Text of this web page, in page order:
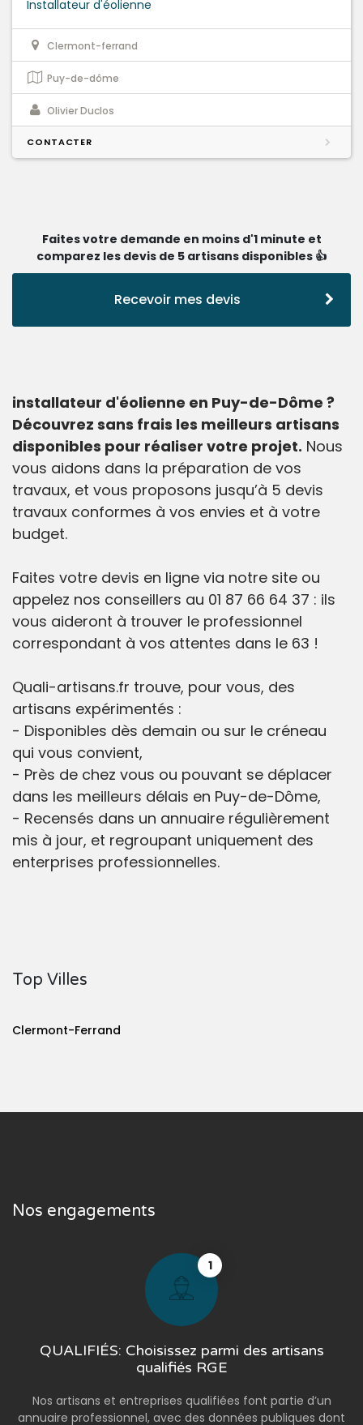
Installateur d'éolienne
Clermont-ferrand
Puy-de-dôme
Olivier Duclos
CONTACTER
Faites votre demande en moins d'1 minute et
comparez les devis de 5 artisans disponibles 👍
Recevoir mes devis
installateur d'éolienne en Puy-de-Dôme ?
Découvrez sans frais les meilleurs artisans
disponibles pour réaliser votre projet. Nous
vous aidons dans la préparation de vos
travaux, et vous proposons jusqu’à 5 devis
travaux conformes à vos envies et à votre
budget.
Faites votre devis en ligne via notre site ou
appelez nos conseillers au 01 87 66 64 37 : ils
vous aideront à trouver le professionnel
correspondant à vos attentes dans le 63 !
Quali-artisans.fr trouve, pour vous, des
artisans expérimentés :
- Disponibles dès demain ou sur le créneau
qui vous convient,
- Près de chez vous ou pouvant se déplacer
dans les meilleurs délais en Puy-de-Dôme,
- Recensés dans un annuaire régulièrement
mis à jour, et regroupant uniquement des
enterprises professionnelles.
Top Villes
Clermont-Ferrand
Nos engagements
1
QUALIFIÉS: Choisissez parmi des artisans
qualifiés RGE
Nos artisans et entreprises qualifiées font partie d’un
annuaire professionnel, avec des données publiques dont